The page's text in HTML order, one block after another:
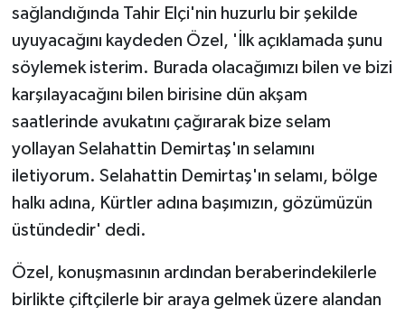
sağlandığında Tahir Elçi'nin huzurlu bir şekilde
uyuyacağını kaydeden Özel, 'İlk açıklamada şunu
söylemek isterim. Burada olacağımızı bilen ve bizi
karşılayacağını bilen birisine dün akşam
saatlerinde avukatını çağırarak bize selam
yollayan Selahattin Demirtaş'ın selamını
iletiyorum. Selahattin Demirtaş'ın selamı, bölge
halkı adına, Kürtler adına başımızın, gözümüzün
üstündedir' dedi.
Özel, konuşmasının ardından beraberindekilerle
birlikte çiftçilerle bir araya gelmek üzere alandan